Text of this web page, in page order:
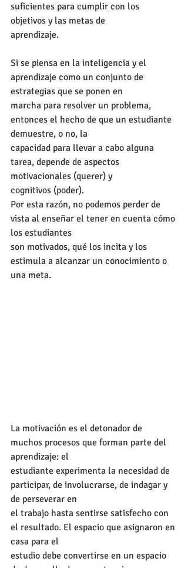
suficientes para cumplir con los
objetivos y las metas de
aprendizaje.
Si se piensa en la inteligencia y el
aprendizaje como un conjunto de
estrategias que se ponen en
marcha para resolver un problema,
entonces el hecho de que un estudiante
demuestre, o no, la
capacidad para llevar a cabo alguna
tarea, depende de aspectos
motivacionales (querer) y
cognitivos (poder).
Por esta razón, no podemos perder de
vista al enseñar el tener en cuenta cómo
los estudiantes
son motivados, qué los incita y los
estimula a alcanzar un conocimiento o
una meta.
La motivación es el detonador de
muchos procesos que forman parte del
aprendizaje: el
estudiante experimenta la necesidad de
participar, de involucrarse, de indagar y
de perseverar en
el trabajo hasta sentirse satisfecho con
el resultado. El espacio que asignaron en
casa para el
estudio debe convertirse en un espacio